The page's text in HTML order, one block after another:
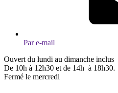
Par e-mail
Ouvert du lundi au dimanche inclus
De 10h à 12h30 et de 14h à 18h30.
Fermé le mercredi